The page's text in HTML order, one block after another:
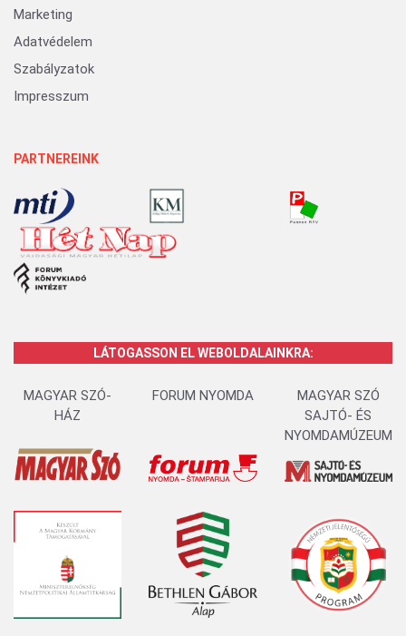
Marketing
Adatvédelem
Szabályzatok
Impresszum
PARTNEREINK
LÁTOGASSON EL WEBOLDALAINKRA:
MAGYAR SZÓ-
HÁZ
FORUM NYOMDA
MAGYAR SZÓ
SAJTÓ- ÉS
NYOMDAMÚZEUM